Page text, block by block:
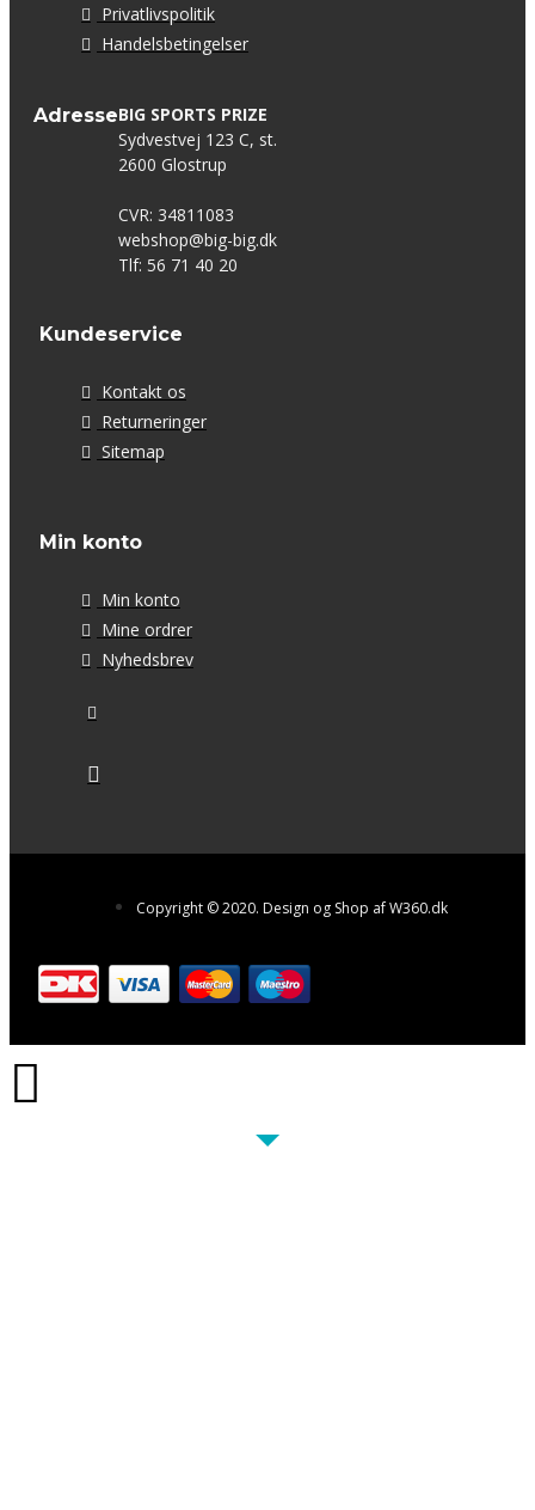
Privatlivspolitik
Handelsbetingelser
AdresseBIG SPORTS PRIZE
Sydvestvej 123 C, st.
2600 Glostrup
CVR: 34811083
webshop@big-big.dk
Tlf: 56 71 40 20
Kundeservice
Kontakt os
Returneringer
Sitemap
Min konto
Min konto
Mine ordrer
Nyhedsbrev
Copyright © 2020. Design og Shop af W360.dk